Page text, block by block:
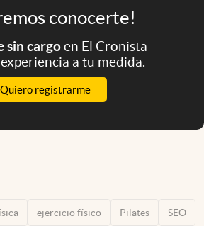
conocerte!
sin cargoen El Cronista
a tu medida.
Quiero registrarme
ejercicio físico Pilates SEO